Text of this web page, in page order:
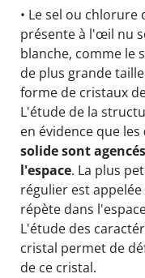
• Le sel ou chlorure
présente à l'œil nu
blanche, comme le
de plus grande
forme de cristaux
L'étude de la
en évidence que les
solide sont
l'espace. La plus
régulier est appelée
répète dans
L'étude des
cristal permet de
de ce cristal.